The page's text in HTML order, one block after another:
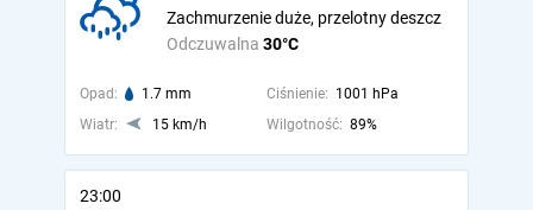
Odczuwalna 30°C
Zachmurzenie duże, przelotny deszcz
Opad: 1.7 mm Ciśnienie: 1001 hPa
Wiatr:
15 km/h Wilgotność: 89%
23:00